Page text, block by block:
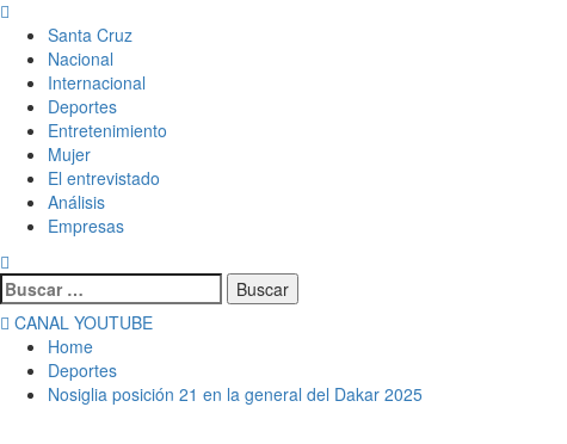
Santa Cruz
Nacional
Internacional
Deportes
Entretenimiento
Mujer
El entrevistado
Análisis
Empresas
CANAL YOUTUBE
Home
Deportes
Nosiglia posición 21 en la general del Dakar 2025